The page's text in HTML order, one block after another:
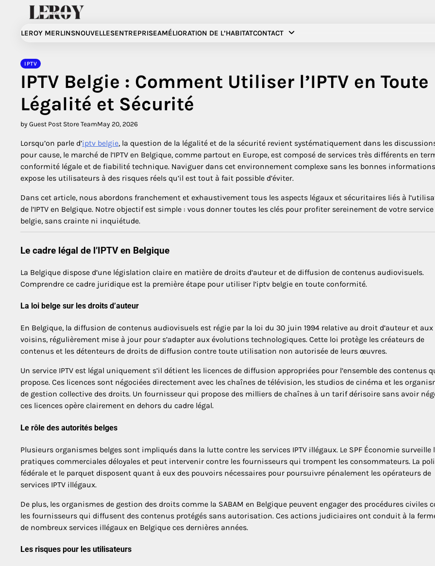
contentLEROY MERLINSNOUVELLESENTREPRISEAMÉLIORATION DE L’HABITATCONTACT
IPTV
IPTV Belgie : Comment Utiliser l’IPTV en Toute
Légalité et Sécurité
by Guest Post Store TeamMay 20, 2026
Lorsqu’on parle d’iptv belgie, la question de la légalité et de la sécurité revient systématiquement dans les
pour cause, le marché de l’IPTV en Belgique, comme partout en Europe, est composé de services très différents en
conformité légale et de fiabilité technique. Naviguer dans cet environnement complexe sans les bonnes informations
expose les utilisateurs à des risques réels qu’il est tout à fait possible d’éviter.
Dans cet article, nous abordons franchement et exhaustivement tous les aspects légaux et sécuritaires liés à
de l’IPTV en Belgique. Notre objectif est simple : vous donner toutes les clés pour profiter sereinement de votre service
belgie, sans crainte ni inquiétude.
Le cadre légal de l’IPTV en Belgique
La Belgique dispose d’une législation claire en matière de droits d’auteur et de diffusion de contenus audiovisuels.
Comprendre ce cadre juridique est la première étape pour utiliser l’iptv belgie en toute conformité.
La loi belge sur les droits d’auteur
En Belgique, la diffusion de contenus audiovisuels est régie par la loi du 30 juin 1994 relative au droit d’auteur et
voisins, régulièrement mise à jour pour s’adapter aux évolutions technologiques. Cette loi protège les créateurs de
contenus et les détenteurs de droits de diffusion contre toute utilisation non autorisée de leurs œuvres.
Un service IPTV est légal uniquement s’il détient les licences de diffusion appropriées pour l’ensemble des contenus
propose. Ces licences sont négociées directement avec les chaînes de télévision, les studios de cinéma et les
de gestion collective des droits. Un fournisseur qui propose des milliers de chaînes à un tarif dérisoire sans avoir
ces licences opère clairement en dehors du cadre légal.
Le rôle des autorités belges
Plusieurs organismes belges sont impliqués dans la lutte contre les services IPTV illégaux. Le SPF Économie surveille
pratiques commerciales déloyales et peut intervenir contre les fournisseurs qui trompent les consommateurs. La
fédérale et le parquet disposent quant à eux des pouvoirs nécessaires pour poursuivre pénalement les opérateurs de
services IPTV illégaux.
De plus, les organismes de gestion des droits comme la SABAM en Belgique peuvent engager des procédures civiles
les fournisseurs qui diffusent des contenus protégés sans autorisation. Ces actions judiciaires ont conduit à la
de nombreux services illégaux en Belgique ces dernières années.
Les risques pour les utilisateurs